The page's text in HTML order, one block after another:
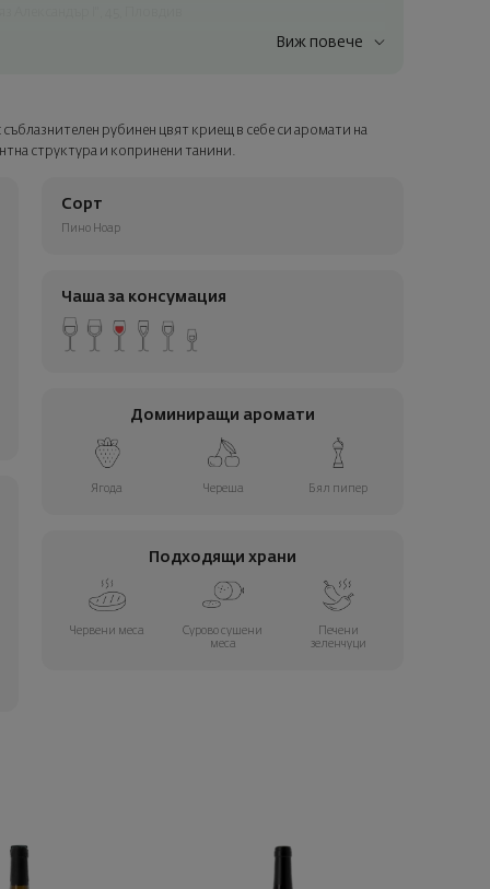
страна
опаковка и персонализирана картичка с ваше пожелание.
Виж повече
рубинен цвят криещ в себе си аромати на
структура и копринени танини.
Сорт
Пино Ноар
Чаша за консумация
Доминиращи аромати
Ягода Череша Бял пипер
Подходящи храни
Червени меса
Сурово сушени
меса
Печени
зеленчуци